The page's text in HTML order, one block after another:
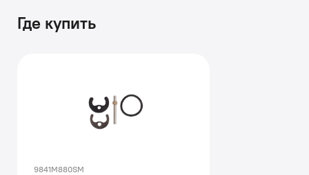
Где купить
9841M880SM